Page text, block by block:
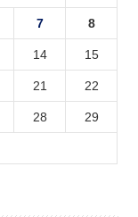
7 8
14 15
21 22
28 29